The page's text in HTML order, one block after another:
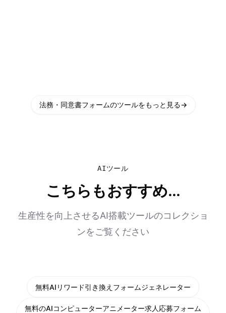
法務・同意書フォームのツールをもっと見る→
AIツール
こちらもおすすめ...
生産性を向上させるAI搭載ツールのコレクショ
ンをご覧ください
無料AIリワード引き換えフォームジェネレーター
無料のAIコンピューターアニメーター求人応募フォーム